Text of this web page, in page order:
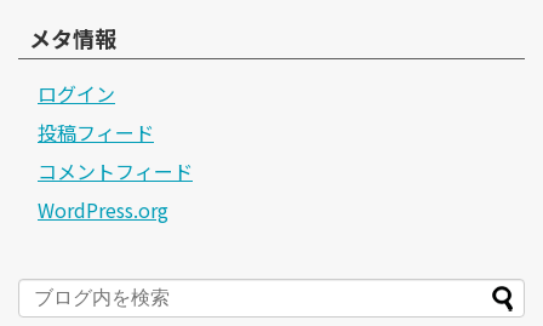
メタ情報
ログイン
投稿フィード
コメントフィード
WordPress.org